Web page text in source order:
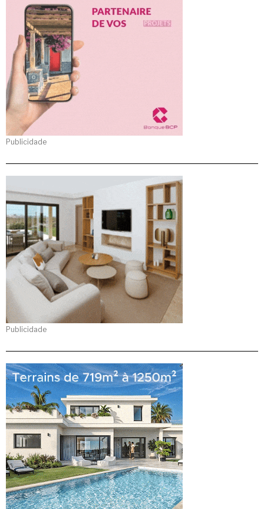
Publicidade
Publicidade